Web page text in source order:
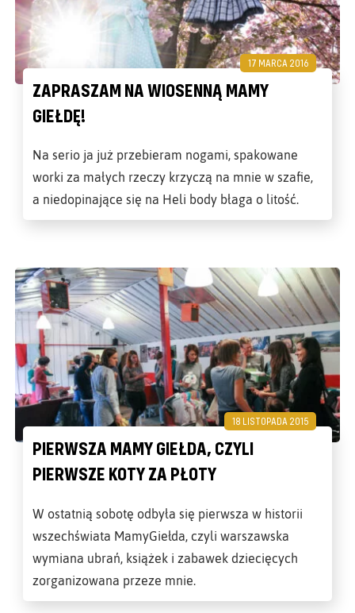
17 MARCA 2016
ZAPRASZAM NA WIOSENNĄ MAMY
GIEŁDĘ!
Na serio ja już przebieram nogami, spakowane
worki za małych rzeczy krzyczą na mnie w szafie,
a niedopinające się na Heli body błaga o litość.
18 LISTOPADA 2015
PIERWSZA MAMY GIEŁDA, CZYLI
PIERWSZE KOTY ZA PŁOTY
W ostatnią sobotę odbyła się pierwsza w historii
wszechświata MamyGiełda, czyli warszawska
wymiana ubrań, książek i zabawek dziecięcych
zorganizowana przeze mnie.